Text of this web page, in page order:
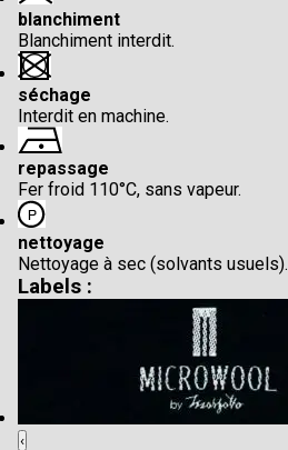
blanchiment
Blanchiment interdit.
séchage
Interdit en machine.
repassage
Fer froid 110°C, sans vapeur.
nettoyage
Nettoyage à sec (solvants usuels).
Labels :
‹